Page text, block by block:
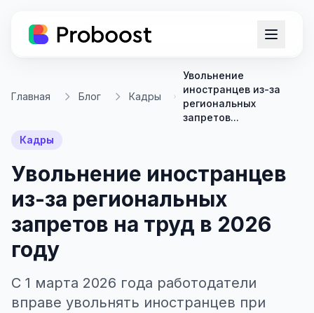
Главная Блог Кадры
Увольнение
иностранцев из-за
региональных
запретов...
Кадры
Увольнение иностранцев
из-за региональных
запретов на труд в 2026
году
С 1 марта 2026 года работодатели
вправе увольнять иностранцев при